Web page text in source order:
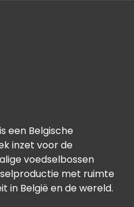
een Belgische
inzet voor de
voedselbossen
met ruimte
in België en de wereld.